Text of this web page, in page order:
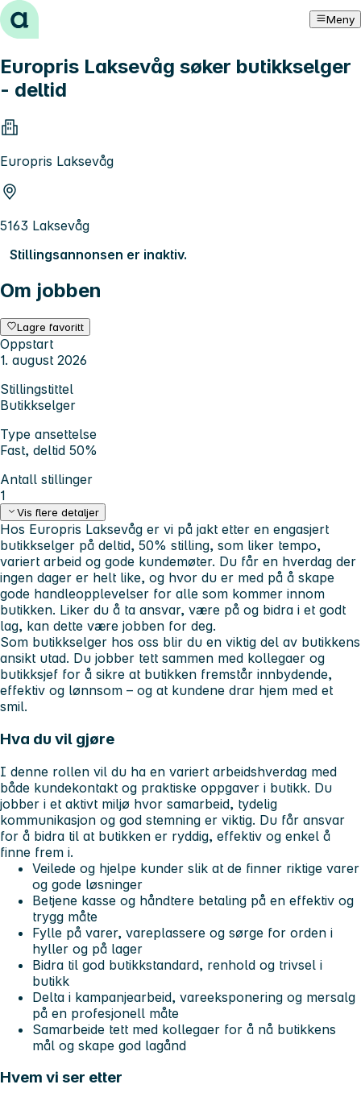
Hopp til innhold Meny
Europris Laksevåg søker butikkselger
- deltid
Europris Laksevåg
5163 Laksevåg
Stillingsannonsen er inaktiv.
Om jobben
Lagre favoritt
Oppstart
1. august 2026
Stillingstittel
Butikkselger
Type ansettelse
Fast, deltid 50%
Antall stillinger
1
Vis flere detaljer
Hos Europris Laksevåg er vi på jakt etter en engasjert
butikkselger på deltid, 50% stilling, som liker tempo,
variert arbeid og gode kundemøter. Du får en hverdag der
ingen dager er helt like, og hvor du er med på å skape
gode handleopplevelser for alle som kommer innom
butikken. Liker du å ta ansvar, være på og bidra i et godt
lag, kan dette være jobben for deg.
Som butikkselger hos oss blir du en viktig del av butikkens
ansikt utad. Du jobber tett sammen med kollegaer og
butikksjef for å sikre at butikken fremstår innbydende,
effektiv og lønnsom – og at kundene drar hjem med et
smil.
Hva du vil gjøre
I denne rollen vil du ha en variert arbeidshverdag med
både kundekontakt og praktiske oppgaver i butikk. Du
jobber i et aktivt miljø hvor samarbeid, tydelig
kommunikasjon og god stemning er viktig. Du får ansvar
for å bidra til at butikken er ryddig, effektiv og enkel å
finne frem i.
Veilede og hjelpe kunder slik at de finner riktige varer
og gode løsninger
Betjene kasse og håndtere betaling på en effektiv og
trygg måte
Fylle på varer, vareplassere og sørge for orden i
hyller og på lager
Bidra til god butikkstandard, renhold og trivsel i
butikk
Delta i kampanjearbeid, vareeksponering og mersalg
på en profesjonell måte
Samarbeide tett med kollegaer for å nå butikkens
mål og skape god lagånd
Hvem vi ser etter